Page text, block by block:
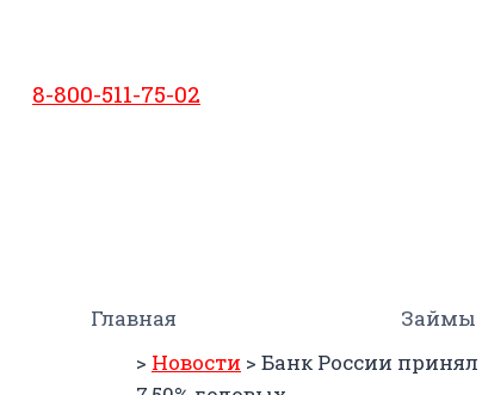
содержимому
8-800-511-75-02
Главная Займы
> Новости > Банк России